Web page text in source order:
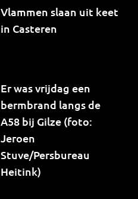
Vlammen slaan uit keet
in Casteren
Er was vrijdag een
bermbrand langs de
A58 bij Gilze (foto:
Jeroen
Stuve/Persbureau
Heitink)